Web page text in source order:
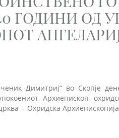
ГОДИНИ ОД
Димитриј“ во Скопје
Архиепископ
– Охридска